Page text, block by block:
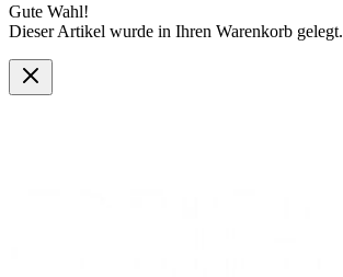
Gute Wahl!
Dieser Artikel wurde in Ihren Warenkorb gelegt.